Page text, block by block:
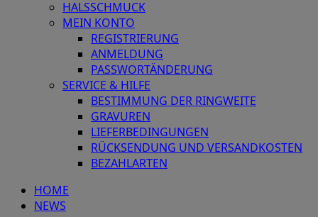
HALSSCHMUCK
MEIN KONTO
REGISTRIERUNG
ANMELDUNG
PASSWORTÄNDERUNG
SERVICE & HILFE
BESTIMMUNG DER RINGWEITE
GRAVUREN
LIEFERBEDINGUNGEN
RÜCKSENDUNG UND VERSANDKOSTEN
BEZAHLARTEN
HOME
NEWS